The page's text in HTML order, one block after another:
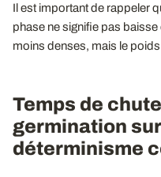
Il est important de rappeler
phase ne signifie pas
moins denses, mais le
Temps de
germination
déterminisme